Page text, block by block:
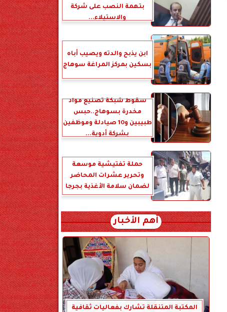
بتهمة النصب على شركة
والاستيلاء...
ابن يذبح والدته ويصيب أباه
بسكين بمركز المراغة سوهاج
سقوط شبكة تصنيع مواد
مخدرة بسوهاج..حبس
طبيبين و10 صيادلة وموظفين
بشركة أدوية...
حملة تفتيشية موسعة
وتحرير عشرات المحاضر
لضمان سلامة الأغذية بجرجا
أهم الأخبار
المكتبة المتنقلة تشارك بفعاليات ثقافية